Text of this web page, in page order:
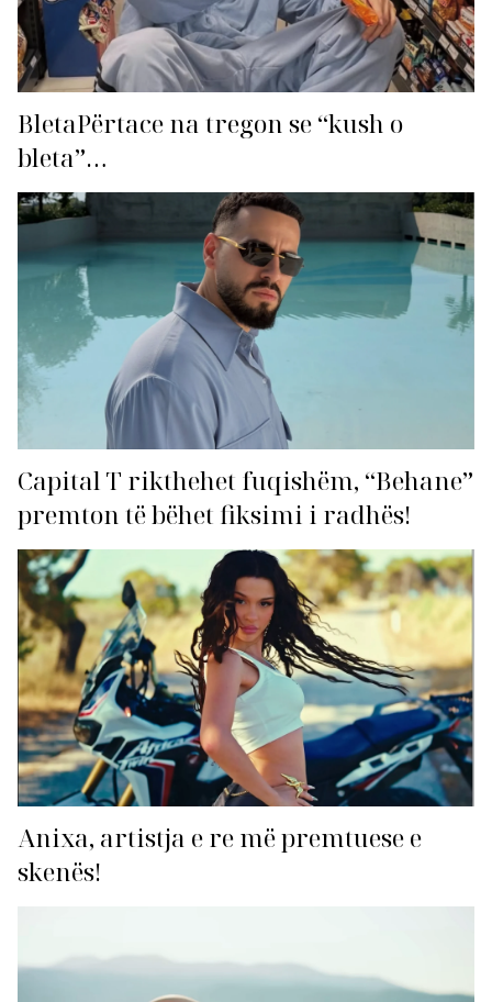
BletaPërtace na tregon se “kush o
bleta”…
Capital T rikthehet fuqishëm, “Behane”
premton të bëhet fiksimi i radhës!
Anixa, artistja e re më premtuese e
skenës!